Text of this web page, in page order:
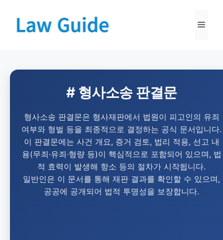
# 형사소송 판결문
형사소송 판결문은 형사재판에서 법원이 피고인의 유죄
여부와 형벌 등을 최종적으로 결정하는 공식 문서입니다.
이 판결문에는 사건 개요, 증거 검토, 법리 적용, 선고 내
용(무죄·유죄·형량 등)이 핵심적으로 포함되어 있으며, 법
적 효력이 발생해 항소 등의 절차가 시작됩니다.
일반인은 이 문서를 통해 재판 결과를 확인할 수 있으며,
공공에 공개되어 법적 투명성을 보장합니다.